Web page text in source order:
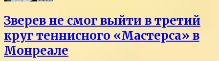
Зверев не смог выйти в третий
круг теннисного «Мастерса» в
Монреале